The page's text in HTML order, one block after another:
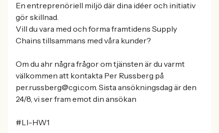
En entreprenöriell miljö där dina idéer och initiativ
gör skillnad.
Vill du vara med och forma framtidens Supply
Chains tillsammans med våra kunder?
Om du ahr några frågor om tjänsten är du varmt
välkommen att kontakta Per Russberg på
per.russberg@cgi.com. Sista ansökningsdag är den
24/8, vi ser fram emot din ansökan
#LI-HW1